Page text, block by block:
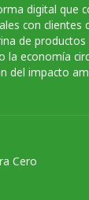
digital que
con clientes
de productos
la economía
del impacto
Cero